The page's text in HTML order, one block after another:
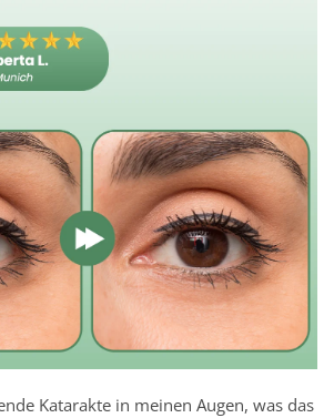
Katarakte in meinen Augen, was das